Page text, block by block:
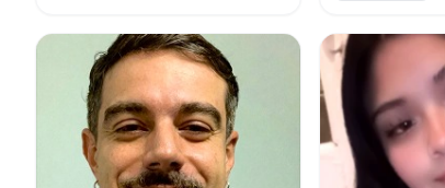
nunca jamás le haría daño en
ningún sentido de la palabra a una
persona adulta, soy muy amable y
cariñosa, tengo experiencia
cuidando mayores por que cuide
de mis abuelos y los abuelos de mi
padre, espero poder conocerlos